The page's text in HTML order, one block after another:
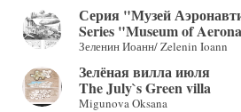
Серия "Музей
Series "Museum of
Зеленин Иоанн/ Zelenin Ioann
Зелёная вилла июля
The July`s Green villa
Migunova Oksana